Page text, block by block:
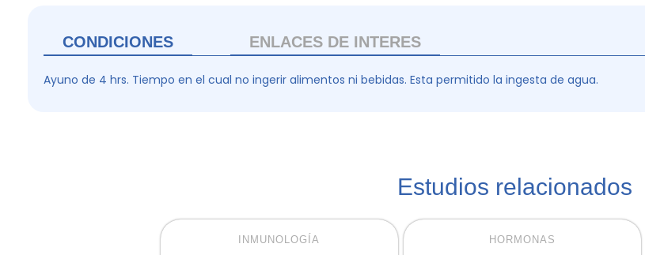
CONDICIONES ENLACES DE INTERES
Ayuno de 4 hrs. Tiempo en el cual no ingerir alimentos ni bebidas. Esta permitido la ingesta de agua.
Estudios relacionados
INMUNOLOGÍA HORMONAS